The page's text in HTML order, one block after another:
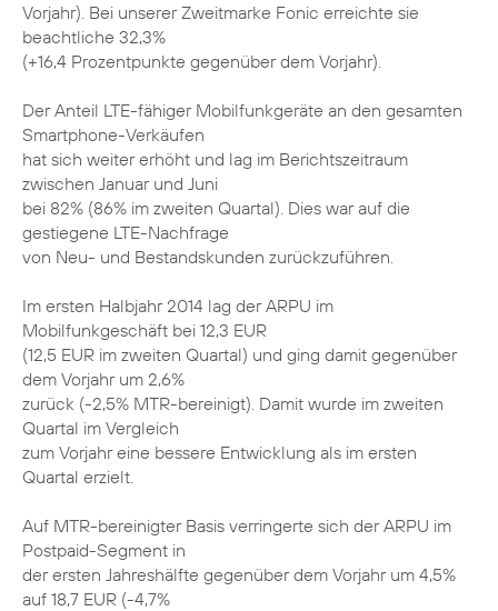
Vorjahr). Bei unserer Zweitmarke Fonic erreichte sie
beachtliche 32,3%
(+16,4 Prozentpunkte gegenüber dem Vorjahr).
Der Anteil LTE-fähiger Mobilfunkgeräte an den gesamten
Smartphone-Verkäufen
hat sich weiter erhöht und lag im Berichtszeitraum
zwischen Januar und Juni
bei 82% (86% im zweiten Quartal). Dies war auf die
gestiegene LTE-Nachfrage
von Neu- und Bestandskunden zurückzuführen.
Im ersten Halbjahr 2014 lag der ARPU im
Mobilfunkgeschäft bei 12,3 EUR
(12,5 EUR im zweiten Quartal) und ging damit gegenüber
dem Vorjahr um 2,6%
zurück (-2,5% MTR-bereinigt). Damit wurde im zweiten
Quartal im Vergleich
zum Vorjahr eine bessere Entwicklung als im ersten
Quartal erzielt.
Auf MTR-bereinigter Basis verringerte sich der ARPU im
Postpaid-Segment in
der ersten Jahreshälfte gegenüber dem Vorjahr um 4,5%
auf 18,7 EUR (-4,7%